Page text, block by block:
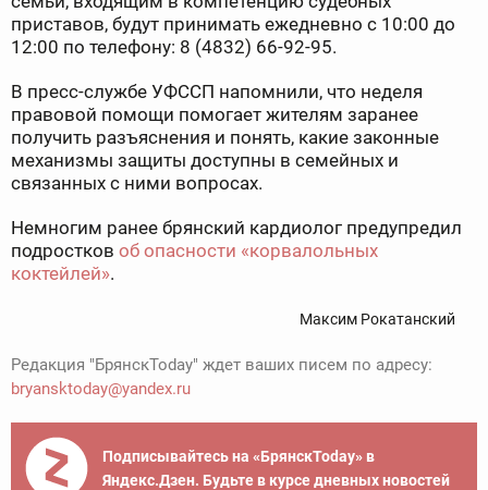
приставов, будут принимать ежедневно с 10:00 до
12:00 по телефону: 8 (4832) 66-92-95.
В пресс-службе УФССП напомнили, что неделя
правовой помощи помогает жителям заранее
получить разъяснения и понять, какие законные
механизмы защиты доступны в семейных и
связанных с ними вопросах.
Немногим ранее брянский кардиолог предупредил
подростков об опасности «корвалольных
коктейлей».
Максим Рокатанский
Редакция "БрянскToday" ждет ваших писем по адресу:
bryansktoday@yandex.ru
Подписывайтесь на «БрянскToday» в
Яндекс.Дзен. Будьте в курсе дневных новостей